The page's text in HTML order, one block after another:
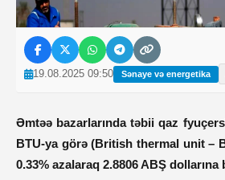
19.08.2025 09:50 Sənaye və energetika
Əmtəə bazarlarında təbii qaz
BTU-ya görə (British thermal unit –
0.33% azalaraq 2.8806 ABŞ